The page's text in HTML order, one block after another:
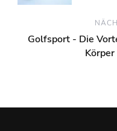
Golfsport - Die